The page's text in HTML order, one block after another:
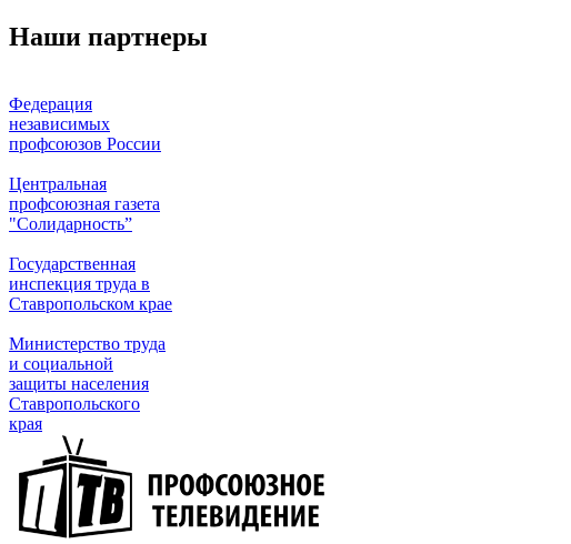
Наши партнеры
Федерация
независимых
профсоюзов России
Центральная
профсоюзная газета
"Солидарность”
Государственная
инспекция труда в
Ставропольском крае
Министерство труда
и социальной
защиты населения
Ставропольского
края